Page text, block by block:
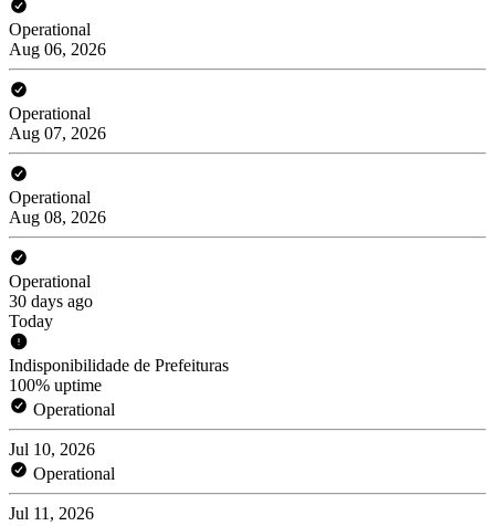
Operational
Aug 06, 2026
Operational
Aug 07, 2026
Operational
Aug 08, 2026
Operational
30 days ago
Today
Indisponibilidade de Prefeituras
100% uptime
Operational
Jul 10, 2026
Operational
Jul 11, 2026